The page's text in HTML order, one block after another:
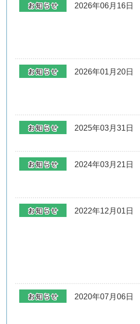
2026年06月16日
2026年01月20日
2025年03月31日
2024年03月21日
2022年12月01日
2020年07月06日